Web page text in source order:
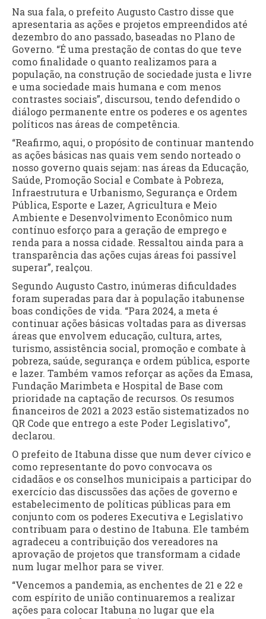
Na sua fala, o prefeito Augusto Castro disse que
apresentaria as ações e projetos empreendidos até
dezembro do ano passado, baseadas no Plano de
Governo. “É uma prestação de contas do que teve
como finalidade o quanto realizamos para a
população, na construção de sociedade justa e livre
e uma sociedade mais humana e com menos
contrastes sociais”, discursou, tendo defendido o
diálogo permanente entre os poderes e os agentes
políticos nas áreas de competência.
“Reafirmo, aqui, o propósito de continuar mantendo
as ações básicas nas quais vem sendo norteado o
nosso governo quais sejam: nas áreas da Educação,
Saúde, Promoção Social e Combate à Pobreza,
Infraestrutura e Urbanismo, Segurança e Ordem
Pública, Esporte e Lazer, Agricultura e Meio
Ambiente e Desenvolvimento Econômico num
contínuo esforço para a geração de emprego e
renda para a nossa cidade. Ressaltou ainda para a
transparência das ações cujas áreas foi passível
superar”, realçou.
Segundo Augusto Castro, inúmeras dificuldades
foram superadas para dar à população itabunense
boas condições de vida. “Para 2024, a meta é
continuar ações básicas voltadas para as diversas
áreas que envolvem educação, cultura, artes,
turismo, assistência social, promoção e combate à
pobreza, saúde, segurança e ordem pública, esporte
e lazer. Também vamos reforçar as ações da Emasa,
Fundação Marimbeta e Hospital de Base com
prioridade na captação de recursos. Os resumos
financeiros de 2021 a 2023 estão sistematizados no
QR Code que entrego a este Poder Legislativo”,
declarou.
O prefeito de Itabuna disse que num dever cívico e
como representante do povo convocava os
cidadãos e os conselhos municipais a participar do
exercício das discussões das ações de governo e
estabelecimento de políticas públicas para em
conjunto com os poderes Executiva e Legislativo
contribuam para o destino de Itabuna. Ele também
agradeceu a contribuição dos vereadores na
aprovação de projetos que transformam a cidade
num lugar melhor para se viver.
“Vencemos a pandemia, as enchentes de 21 e 22 e
com espírito de união continuaremos a realizar
ações para colocar Itabuna no lugar que ela